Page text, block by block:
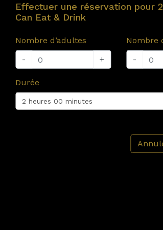
Effectuer une réservation pour 2
Can Eat & Drink
Nombre d’adultes
-
+
Nombre
-
Durée
2 heures 00 minutes